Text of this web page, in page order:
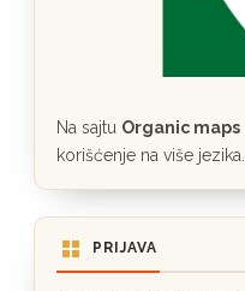
Na sajtu Organic maps
korišćenje na više jezika.
PRIJAVA